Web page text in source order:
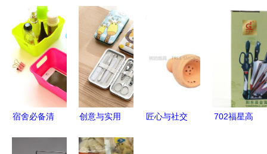
乐趣 YY的
日常分享
杂品，扮靓
生活的点滴
艺术
包厂家直销
批发
幕 日用杂
品亮点纷
呈，引领生
活美学新风
宿舍必备清
创意与实用
匠心与社交
702福星高